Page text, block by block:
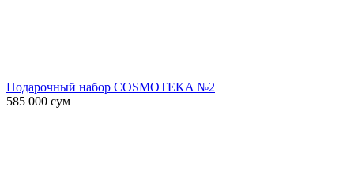
Подарочный набор COSMOTEKA №2
585 000 сум